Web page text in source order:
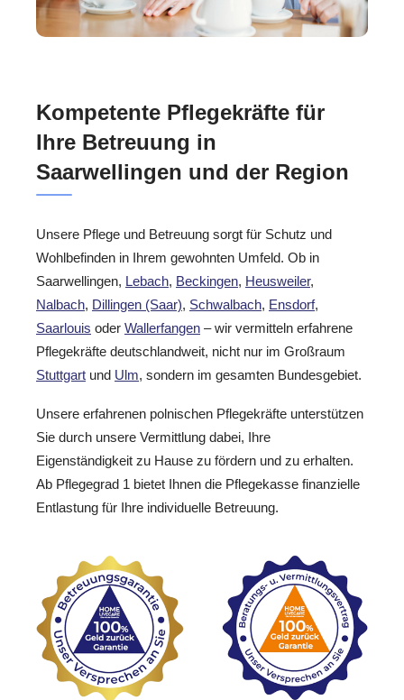
Kompetente Pflegekräfte für
Ihre Betreuung in
Saarwellingen und der Region
Unsere Pflege und Betreuung sorgt für Schutz und
Wohlbefinden in Ihrem gewohnten Umfeld. Ob in
Saarwellingen, Lebach, Beckingen, Heusweiler,
Nalbach, Dillingen (Saar), Schwalbach, Ensdorf,
Saarlouis oder Wallerfangen – wir vermitteln erfahrene
Pflegekräfte deutschlandweit, nicht nur im Großraum
Stuttgart und Ulm, sondern im gesamten Bundesgebiet.
Unsere erfahrenen polnischen Pflegekräfte unterstützen
Sie durch unsere Vermittlung dabei, Ihre
Eigenständigkeit zu Hause zu fördern und zu erhalten.
Ab Pflegegrad 1 bietet Ihnen die Pflegekasse finanzielle
Entlastung für Ihre individuelle Betreuung.